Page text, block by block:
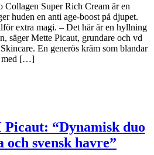
Collagen Super Rich Cream är en
huden en anti age-boost på djupet.
extra magi. – Det här är en hyllning
säger Mette Picaut, grundare och vd
En generös kräm som blandar
med […]
“Dynamisk duo
och svensk havre”